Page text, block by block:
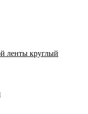
ленты круглый